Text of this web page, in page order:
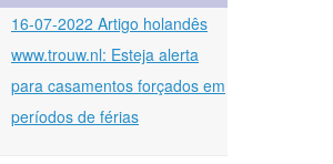
16-07-2022 Artigo holandês
www.trouw.nl: Esteja alerta
para casamentos forçados em
períodos de férias